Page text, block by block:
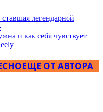
легендарной
и как себя чувствует
ЕЩЕ ОТ АВТОРА